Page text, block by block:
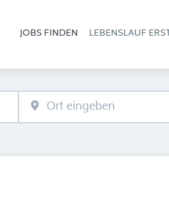
JOBS FINDEN LEBENSLAUF